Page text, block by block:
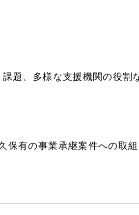
題、多様な支援機関の役割
保有の事業承継案件への取